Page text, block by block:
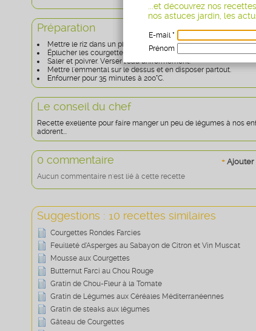
Préparation
Mettre le riz dans un plat rectangulaire à four et étaler-le sur
Éplucher les courgettes, les couper en rondelles puis, en
Saler et poivrer. Verser l'eau uniformément.
Mettre l'emmental sur le dessus et en disposer partout.
Enfourner pour 35 minutes à 200°C.
Le conseil du chef
Recette exellente pour faire manger un peu de légumes à nos
adorent...
+ Ajouter
0 commentaire
Aucun commentaire n'est lié à cette recette
Suggestions : 10 recettes similaires
Courgettes Rondes Farcies
Feuilleté d’Asperges au Sabayon de Citron et Vin Muscat
Mousse aux Courgettes
Butternut Farci au Chou Rouge
Gratin de Chou-Fleur à la Tomate
Gratin de Légumes aux Céréales Méditerranéennes
Gratin de steaks aux légumes
Gâteau de Courgettes
...et découvrez nos
nos astuces jardin, les
E-mail *
Prénom
Age